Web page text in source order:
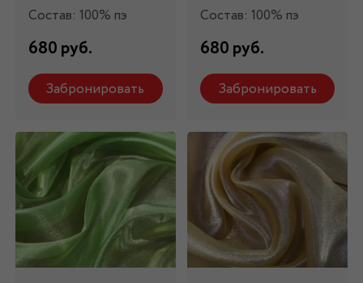
Состав: 100% пэ
680 руб.
Забронировать
Состав: 100% пэ
680 руб.
Забронировать